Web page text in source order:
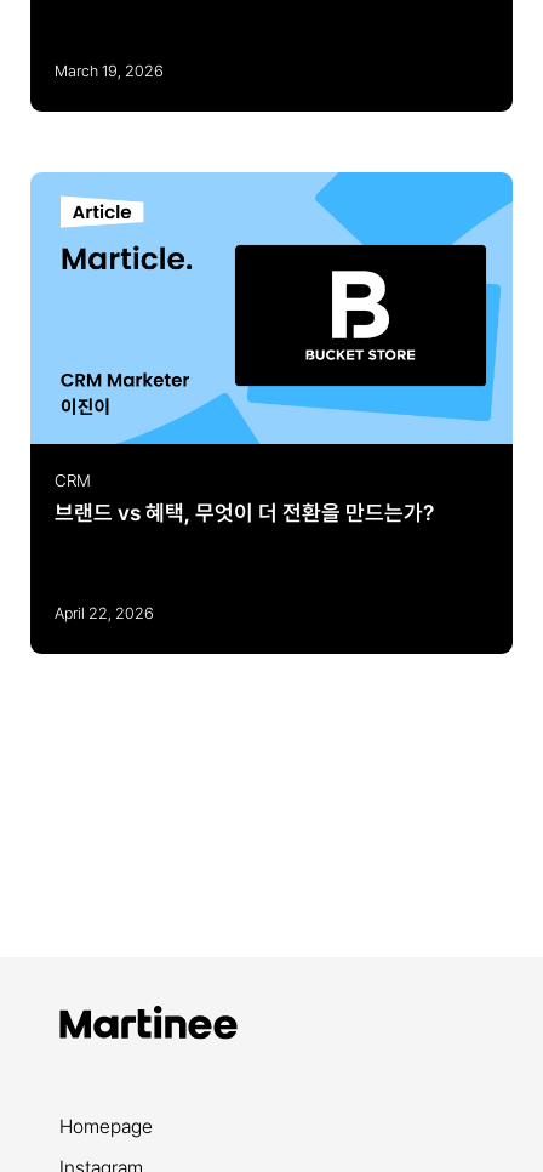
March 19, 2026
CRM
브랜드 vs 혜택, 무엇이 더 전환을 만드는가?
April 22, 2026
Homepage
Instagram